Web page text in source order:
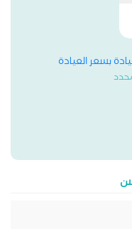
بسعر العيادة